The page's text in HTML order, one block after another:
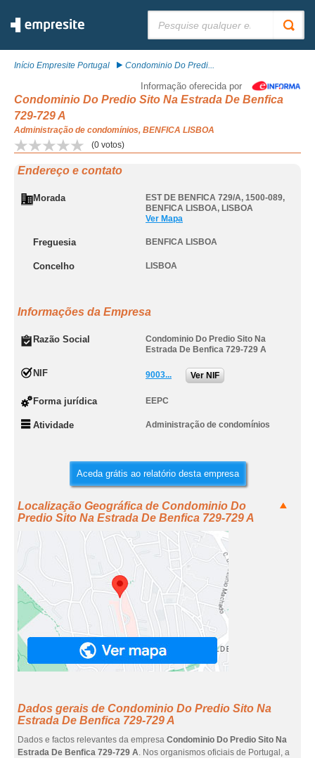
Início Empresite Portugal Condominio Do Predi...
Informação oferecida por
Condominio Do Predio Sito Na Estrada De Benfica
729-729 A
Administração de condomínios, BENFICA LISBOA
(0 votos)
Endereço e contato
Morada EST DE BENFICA 729/A, 1500-089,
BENFICA LISBOA, LISBOA
Ver Mapa
Freguesia BENFICA LISBOA
Concelho LISBOA
Informações da Empresa
Razão Social
Condominio Do Predio Sito Na
Estrada De Benfica 729-729 A
NIF 9003... Ver NIF
Forma jurídica EEPC
Atividade Administração de condomínios
Aceda grátis ao relatório desta empresa
Localização Geográfica de Condominio Do
Predio Sito Na Estrada De Benfica 729-729 A
Dados gerais de Condominio Do Predio Sito Na
Estrada De Benfica 729-729 A
Dados e factos relevantes da empresa Condominio Do Predio Sito Na
Estrada De Benfica 729-729 A. Nos organismos oficiais de Portugal, a